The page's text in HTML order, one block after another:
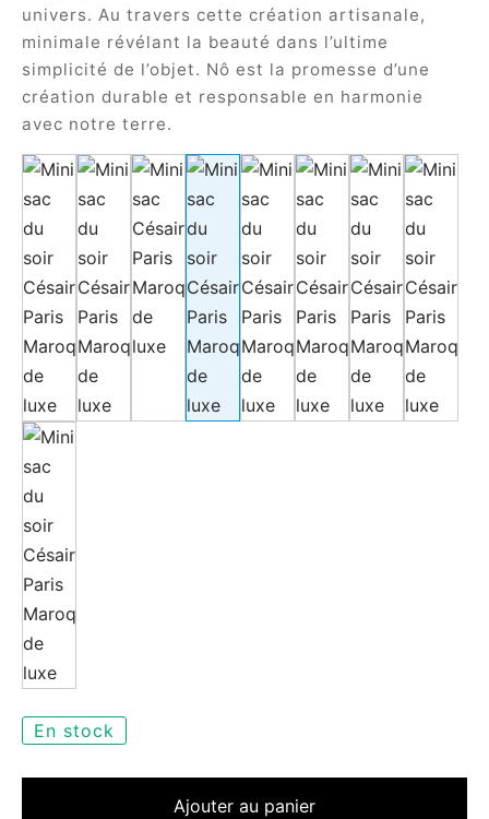
univers. Au travers cette création artisanale,
minimale révélant la beauté dans l’ultime
simplicité de l’objet. Nô est la promesse d’une
création durable et responsable en harmonie
avec notre terre.
En stock
Ajouter au panier